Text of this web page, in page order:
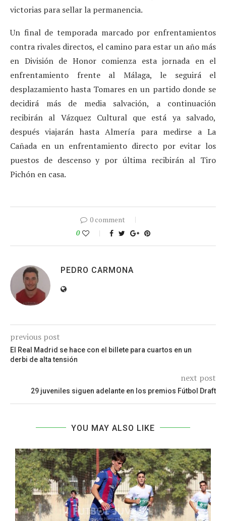
victorias para sellar la permanencia.
Un final de temporada marcado por enfrentamientos
contra rivales directos, el camino para estar un año más
en División de Honor comienza esta jornada en el
enfrentamiento frente al Málaga, le seguirá el
desplazamiento hasta Tomares en un partido donde se
decidirá más de media salvación, a continuación
recibirán al Vázquez Cultural que está ya salvado,
después viajarán hasta Almería para medirse a La
Cañada en un enfrentamiento directo por evitar los
puestos de descenso y por última recibirán al Tiro
Pichón en casa.
0 comment
0
PEDRO CARMONA
previous post
El Real Madrid se hace con el billete para cuartos en un
derbi de alta tensión
next post
29 juveniles siguen adelante en los premios Fútbol Draft
YOU MAY ALSO LIKE